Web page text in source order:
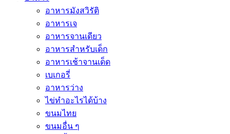
อาหารมังสวิรัติ
อาหารเจ
อาหารจานเดียว
อาหารสำหรับเด็ก
อาหารเช้าจานเด็ด
เบเกอรี่
อาหารว่าง
ไข่ทำอะไรได้บ้าง
ขนมไทย
ขนมอื่น ๆ